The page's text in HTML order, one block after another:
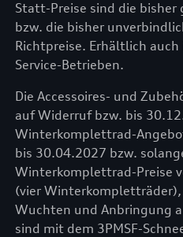
Statt-Preise sind die
bzw. die bisher
Richtpreise. Erhältlich
Service-Betrieben.
Die Accessoires- und
auf Widerruf bzw. bis
Winterkomplettrad-
bis 30.04.2027 bzw.
Winterkomplettrad-Preise
(vier
Wuchten und Anbringung
sind mit dem 3PMSF-